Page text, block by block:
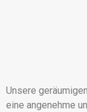
Unsere
eine angenehme